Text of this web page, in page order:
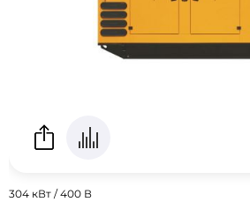
304 кВт / 400 В